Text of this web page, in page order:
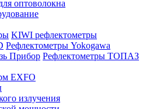
оптоволокна
KIWI рефлектометры
Рефлектометры Yokogawa
Прибор Рефлектометры ТОПАЗ
EXFO
излучения